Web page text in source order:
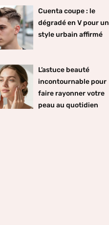
Cuenta coupe : le
dégradé en V pour un
style urbain affirmé
L’astuce beauté
incontournable pour
faire rayonner votre
peau au quotidien